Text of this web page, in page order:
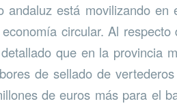
andaluz está movilizando en
circular. Al
que en la provincia
de sellado de
de euros más para el